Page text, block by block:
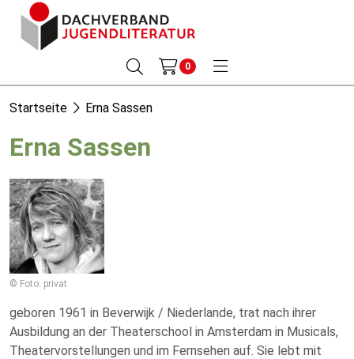
0
Startseite Erna Sassen
Erna Sassen
© Foto: privat
geboren 1961 in Beverwijk / Niederlande, trat nach ihrer
Ausbildung an der Theaterschool in Amsterdam in Musicals,
Theatervorstellungen und im Fernsehen auf. Sie lebt mit